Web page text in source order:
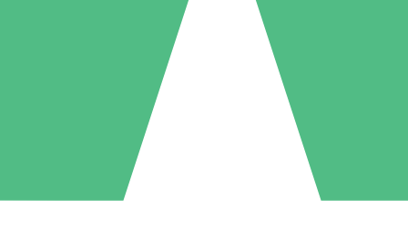
5 Téléchargements
US$